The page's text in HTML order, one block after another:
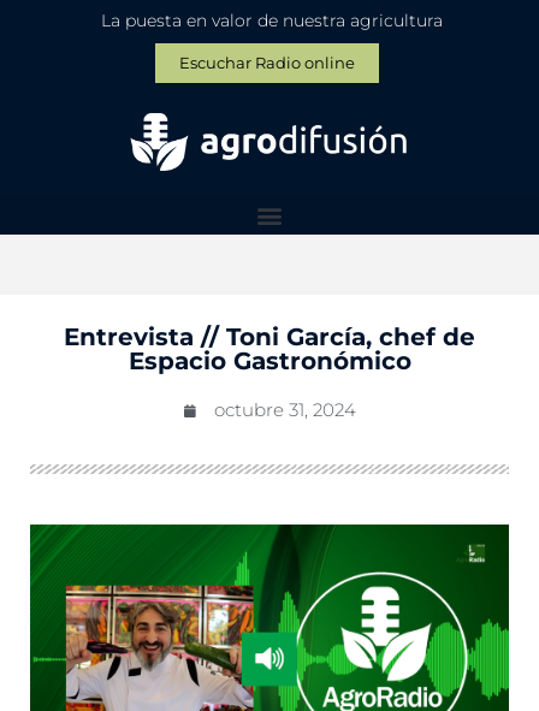
La puesta en valor de nuestra agricultura
Escuchar Radio online
Entrevista // Toni García, chef de
Espacio Gastronómico
octubre 31, 2024